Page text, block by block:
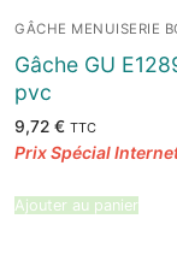
GÂCHE MENUISERIE
Gâche GU
pvc
9,72 € TTC
Ajouter au panier